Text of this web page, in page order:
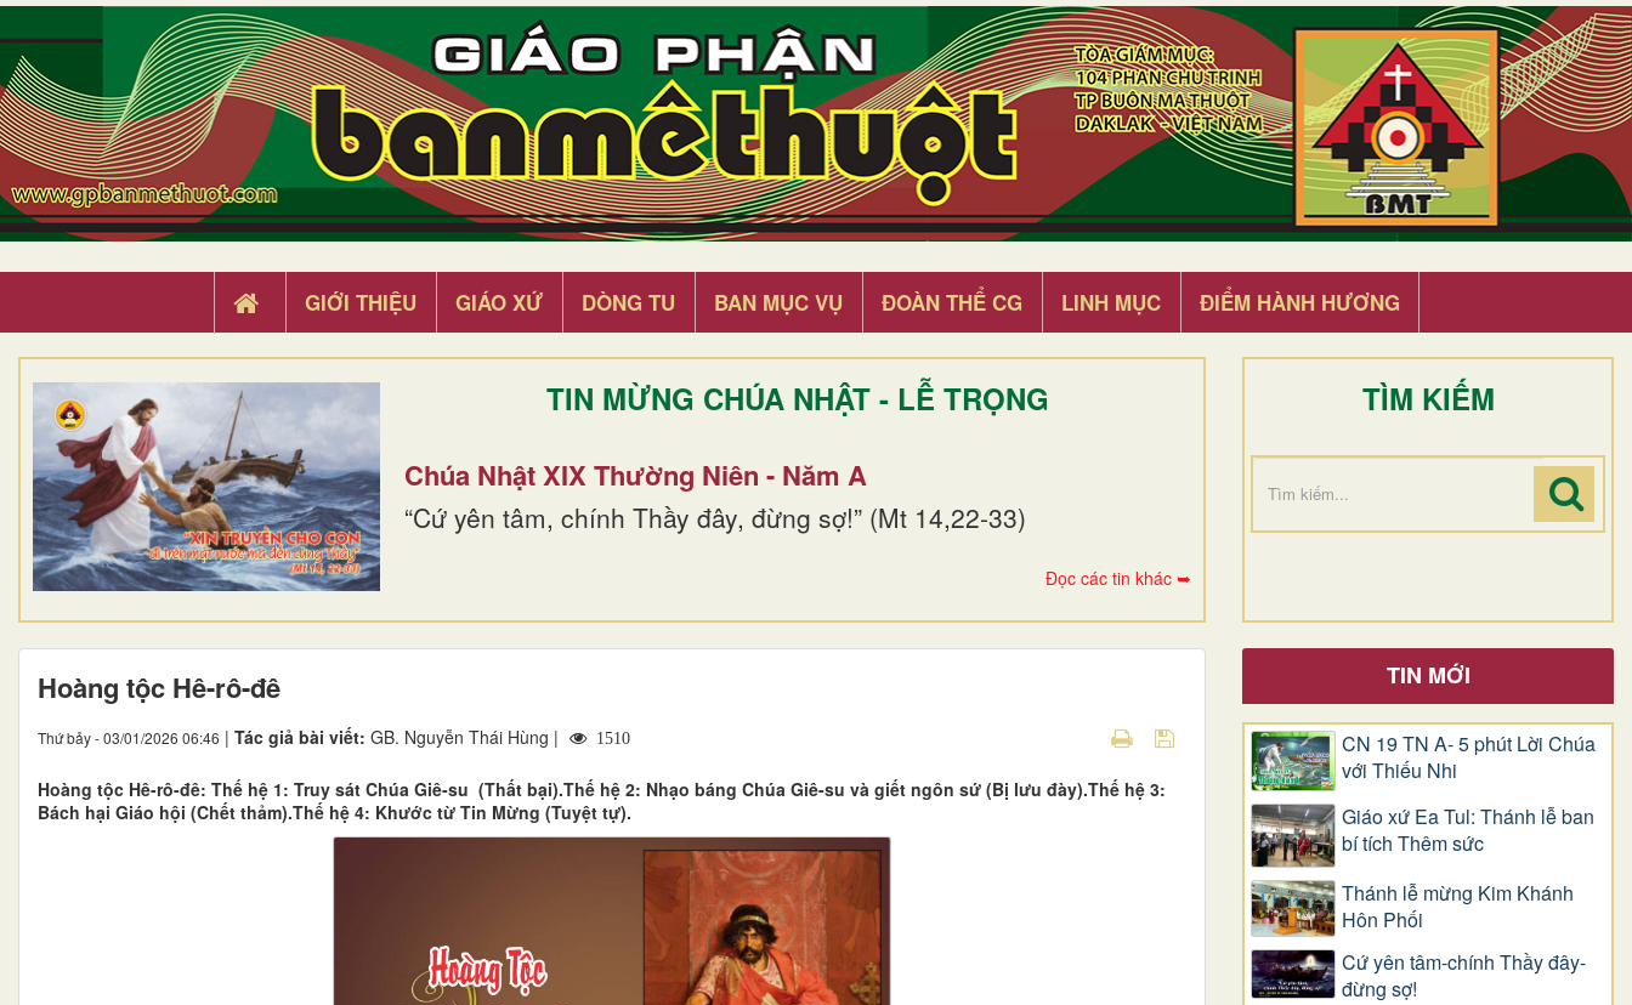
GIỚI THIỆU GIÁO XỨ DÒNG TU BAN MỤC VỤ ĐOÀN THỂ CG LINH MỤC ĐIỂM HÀNH HƯƠNG
TIN MỪNG CHÚA NHẬT - LỄ TRỌNG
Chúa Nhật XIX Thường Niên - Năm A
“Cứ yên tâm, chính Thầy đây, đừng sợ!” (Mt 14,22-33)
Đọc các tin khác ➥
TÌM KIẾM
Hoàng tộc Hê-rô-đê
Thứ bảy - 03/01/2026 06:46 | Tác giả bài viết: GB. Nguyễn Thái Hùng | 1510
Hoàng tộc Hê-rô-đê: Thế hệ 1: Truy sát Chúa Giê-su (Thất bại).Thế hệ 2: Nhạo báng Chúa Giê-su và giết ngôn sứ (Bị lưu đày).Thế hệ 3:
Bách hại Giáo hội (Chết thảm).Thế hệ 4: Khước từ Tin Mừng (Tuyệt tự).
TIN MỚI
CN 19 TN A- 5 phút Lời Chúa
với Thiếu Nhi
Giáo xứ Ea Tul: Thánh lễ ban
bí tích Thêm sức
Thánh lễ mừng Kim Khánh
Hôn Phối
Cứ yên tâm-chính Thầy đây-
đừng sợ!